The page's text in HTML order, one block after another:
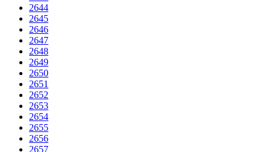
2644
2645
2646
2647
2648
2649
2650
2651
2652
2653
2654
2655
2656
2657